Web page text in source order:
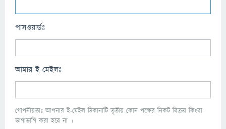
পাসওয়ার্ডঃ
আমার ই-মেইলঃ
গোপনীয়তাঃ আপনার ই-মেইল ঠিকানাটি তৃতীয় কোন পক্ষের নিকট বিক্রয় কিংবা
ভাগাভাগি করা হবে না ।